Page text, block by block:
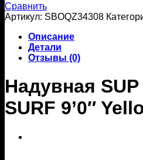
Сравнить
Артикул: SBOQZ34308
Описание
Детали
Отзывы (0)
Надувная
SURF 9’0″